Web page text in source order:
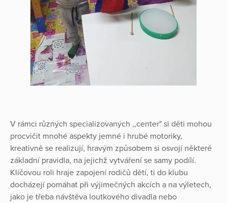
V rámci různých specializovaných ,,center" si děti mohou
procvičit mnohé aspekty jemné i hrubé motoriky,
kreativně se realizují, hravým způsobem si osvojí některé
základní pravidla, na jejichž vytváření se samy podílí.
Klíčovou roli hraje zapojení rodičů dětí, ti do klubu
docházejí pomáhat při výjimečných akcích a na výletech,
jako je třeba návštěva loutkového divadla nebo